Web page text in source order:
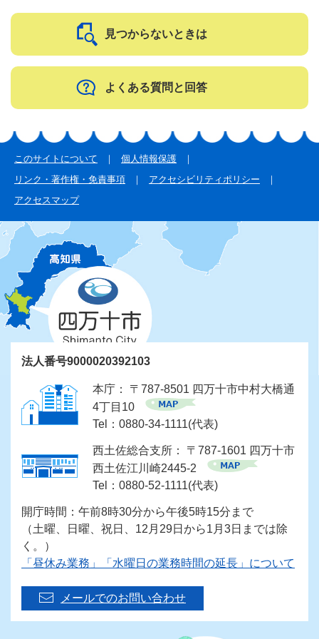
見つからないときは
よくある質問と回答
このサイトについて
個人情報保護
リンク・著作権・免責事項
アクセシビリティポリシー
アクセスマップ
法人番号9000020392103
本庁： 〒787-8501 四万十市中村大橋通
4丁目10
Tel：0880-34-1111(代表)
西土佐総合支所： 〒787-1601 四万十市
西土佐江川崎2445-2
Tel：0880-52-1111(代表)
開庁時間：午前8時30分から午後5時15分まで
（土曜、日曜、祝日、12月29日から1月3日までは除
く。）
「昼休み業務」「水曜日の業務時間の延長」について
メールでのお問い合わせ